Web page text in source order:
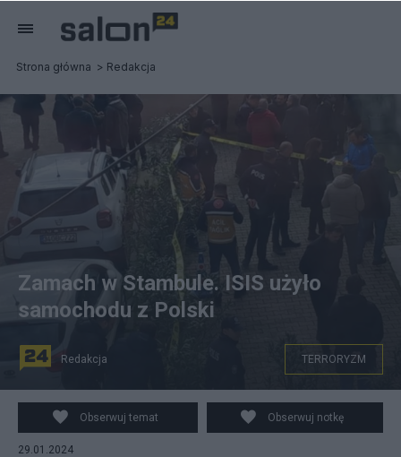
Strona główna Redakcja
Zamach w Stambule. Fot. X
Zamach w Stambule. ISIS użyło
samochodu z Polski
Redakcja TERRORYZM
Obserwuj temat Obserwuj notkę
29.01.2024